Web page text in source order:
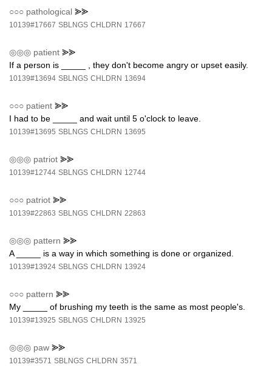
○○○ pathological ⪢⪢
10139#17667 SBLNGS CHLDRN 17667
◎◎◎ patient ⪢⪢
If a person is _____ , they don't become angry or upset easily.
10139#13694 SBLNGS CHLDRN 13694
○○○ patient ⪢⪢
I had to be _____ and wait until 5 o'clock to leave.
10139#13695 SBLNGS CHLDRN 13695
◎◎◎ patriot ⪢⪢
10139#12744 SBLNGS CHLDRN 12744
○○○ patriot ⪢⪢
10139#22863 SBLNGS CHLDRN 22863
◎◎◎ pattern ⪢⪢
A _____ is a way in which something is done or organized.
10139#13924 SBLNGS CHLDRN 13924
○○○ pattern ⪢⪢
My _____ of brushing my teeth is the same as most people's.
10139#13925 SBLNGS CHLDRN 13925
◎◎◎ paw ⪢⪢
10139#3571 SBLNGS CHLDRN 3571